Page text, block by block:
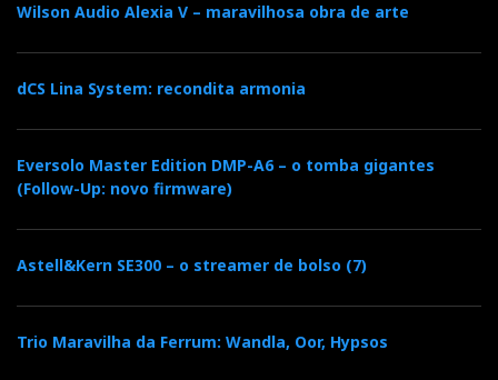
Wilson Audio Alexia V – maravilhosa obra de arte
dCS Lina System: recondita armonia
Eversolo Master Edition DMP-A6 – o tomba gigantes
(Follow-Up: novo firmware)
Astell&Kern SE300 – o streamer de bolso (7)
Trio Maravilha da Ferrum: Wandla, Oor, Hypsos